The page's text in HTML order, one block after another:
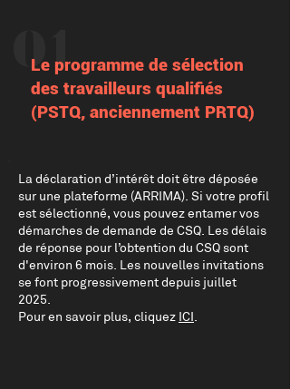
01
Le programme de sélection
des travailleurs qualifiés
(PSTQ, anciennement PRTQ)
La déclaration d’intérêt doit être déposée
sur une plateforme (ARRIMA). Si votre profil
est sélectionné, vous pouvez entamer vos
démarches de demande de CSQ. Les délais
de réponse pour l’obtention du CSQ sont
d'environ 6 mois. Les nouvelles invitations
se font progressivement depuis juillet
2025.
Pour en savoir plus, cliquez ICI.